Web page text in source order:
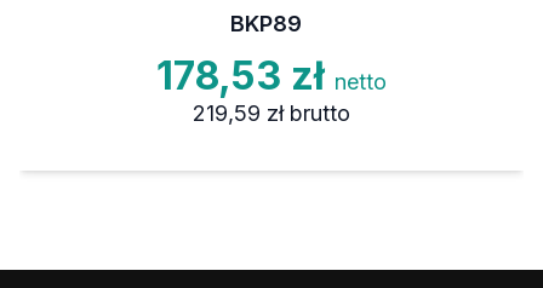
BKP89
178,53 zł netto
219,59 zł brutto